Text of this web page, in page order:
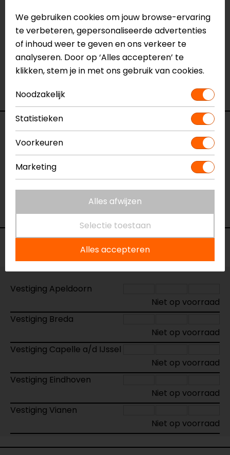
Neem dancontactmet ons op of kom langs in één
vanonze winkelsin Breda, Capelle aan den IJssel,
Eindhoven, Vianen of Apeldoorn. In de winkels kun je
het product bekijken & passen en staan onze
verkoopmedewerkers voor je klaar met advies.
Bekijk onze andere
Specificaties
Naam
MV Agusta Stradale 800 (2014-2017)
Aerosport Windscherm
Model
MS8300
Barracuda
Vestiging Apeldoorn
Niet op voorraad
Vestiging Breda
Niet op voorraad
Vestiging Capelle a/d IJssel
Niet op voorraad
Vestiging Eindhoven
Niet op voorraad
Vestiging Vianen
Niet op voorraad
We gebruiken cookies om jouw browse-ervaring
te verbeteren, gepersonaliseerde advertenties
of inhoud weer te geven en ons verkeer te
analyseren. Door op ‘Alles accepteren’ te
klikken, stem je in met ons gebruik van cookies.
Noodzakelijk
Statistieken
Voorkeuren
Marketing
Alles afwijzen
Selectie toestaan
Alles accepteren